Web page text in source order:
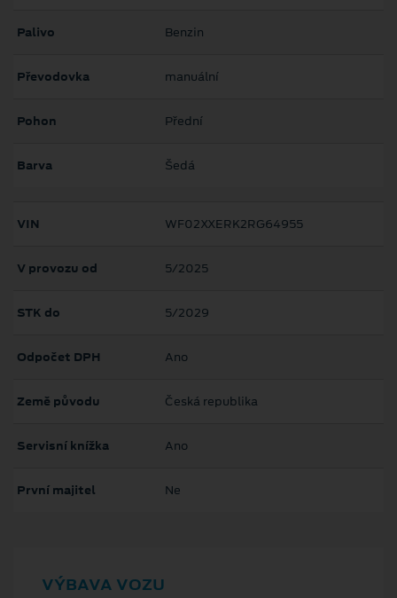
Palivo Benzin
Převodovka manuální
Pohon Přední
Barva Šedá
VIN WF02XXERK2RG64955
V provozu od 5/2025
STK do 5/2029
Odpočet DPH Ano
Země původu Česká republika
Servisní knížka Ano
První majitel Ne
VÝBAVA VOZU